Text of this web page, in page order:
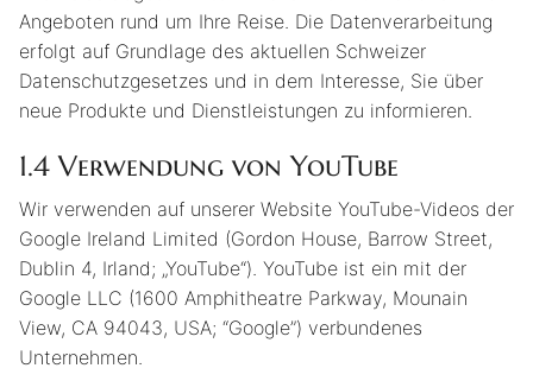
Angeboten rund um Ihre Reise. Die Datenverarbeitung
erfolgt auf Grundlage des aktuellen Schweizer
Datenschutzgesetzes und in dem Interesse, Sie über
neue Produkte und Dienstleistungen zu informieren.
1.4 Verwendung von YouTube
Wir verwenden auf unserer Website YouTube-Videos der
Google Ireland Limited (Gordon House, Barrow Street,
Dublin 4, Irland; „YouTube“). YouTube ist ein mit der
Google LLC (1600 Amphitheatre Parkway, Mounain
View, CA 94043, USA; “Google”) verbundenes
Unternehmen.